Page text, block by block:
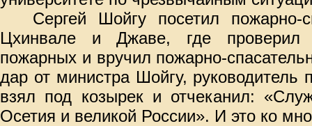
Сергей Шойгу посетил пожарно-
Цхинвале и Джаве, где проверил
пожарных и вручил пожарно-
дар от министра Шойгу, руководитель
взял под козырек и отчеканил:
Осетия и великой России». И это ко